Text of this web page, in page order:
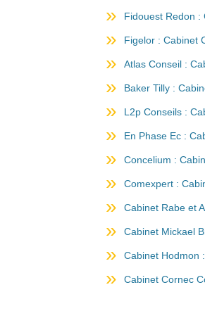
Fidouest Redon :
Figelor : Cabinet
Atlas Conseil :
Baker Tilly :
L2p Conseils :
En Phase Ec :
Concelium :
Comexpert :
Cabinet Rabe et
Cabinet Mickael
Cabinet Hodmon
Cabinet Cornec